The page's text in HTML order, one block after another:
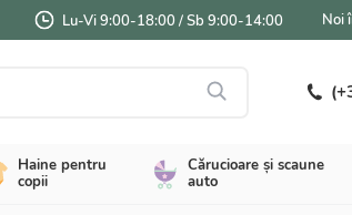
Lu-Vi 9:00-18:00 / Sb 9:00-14:00 Noi
Haine pentru
copii
Cărucioare și scaune
auto